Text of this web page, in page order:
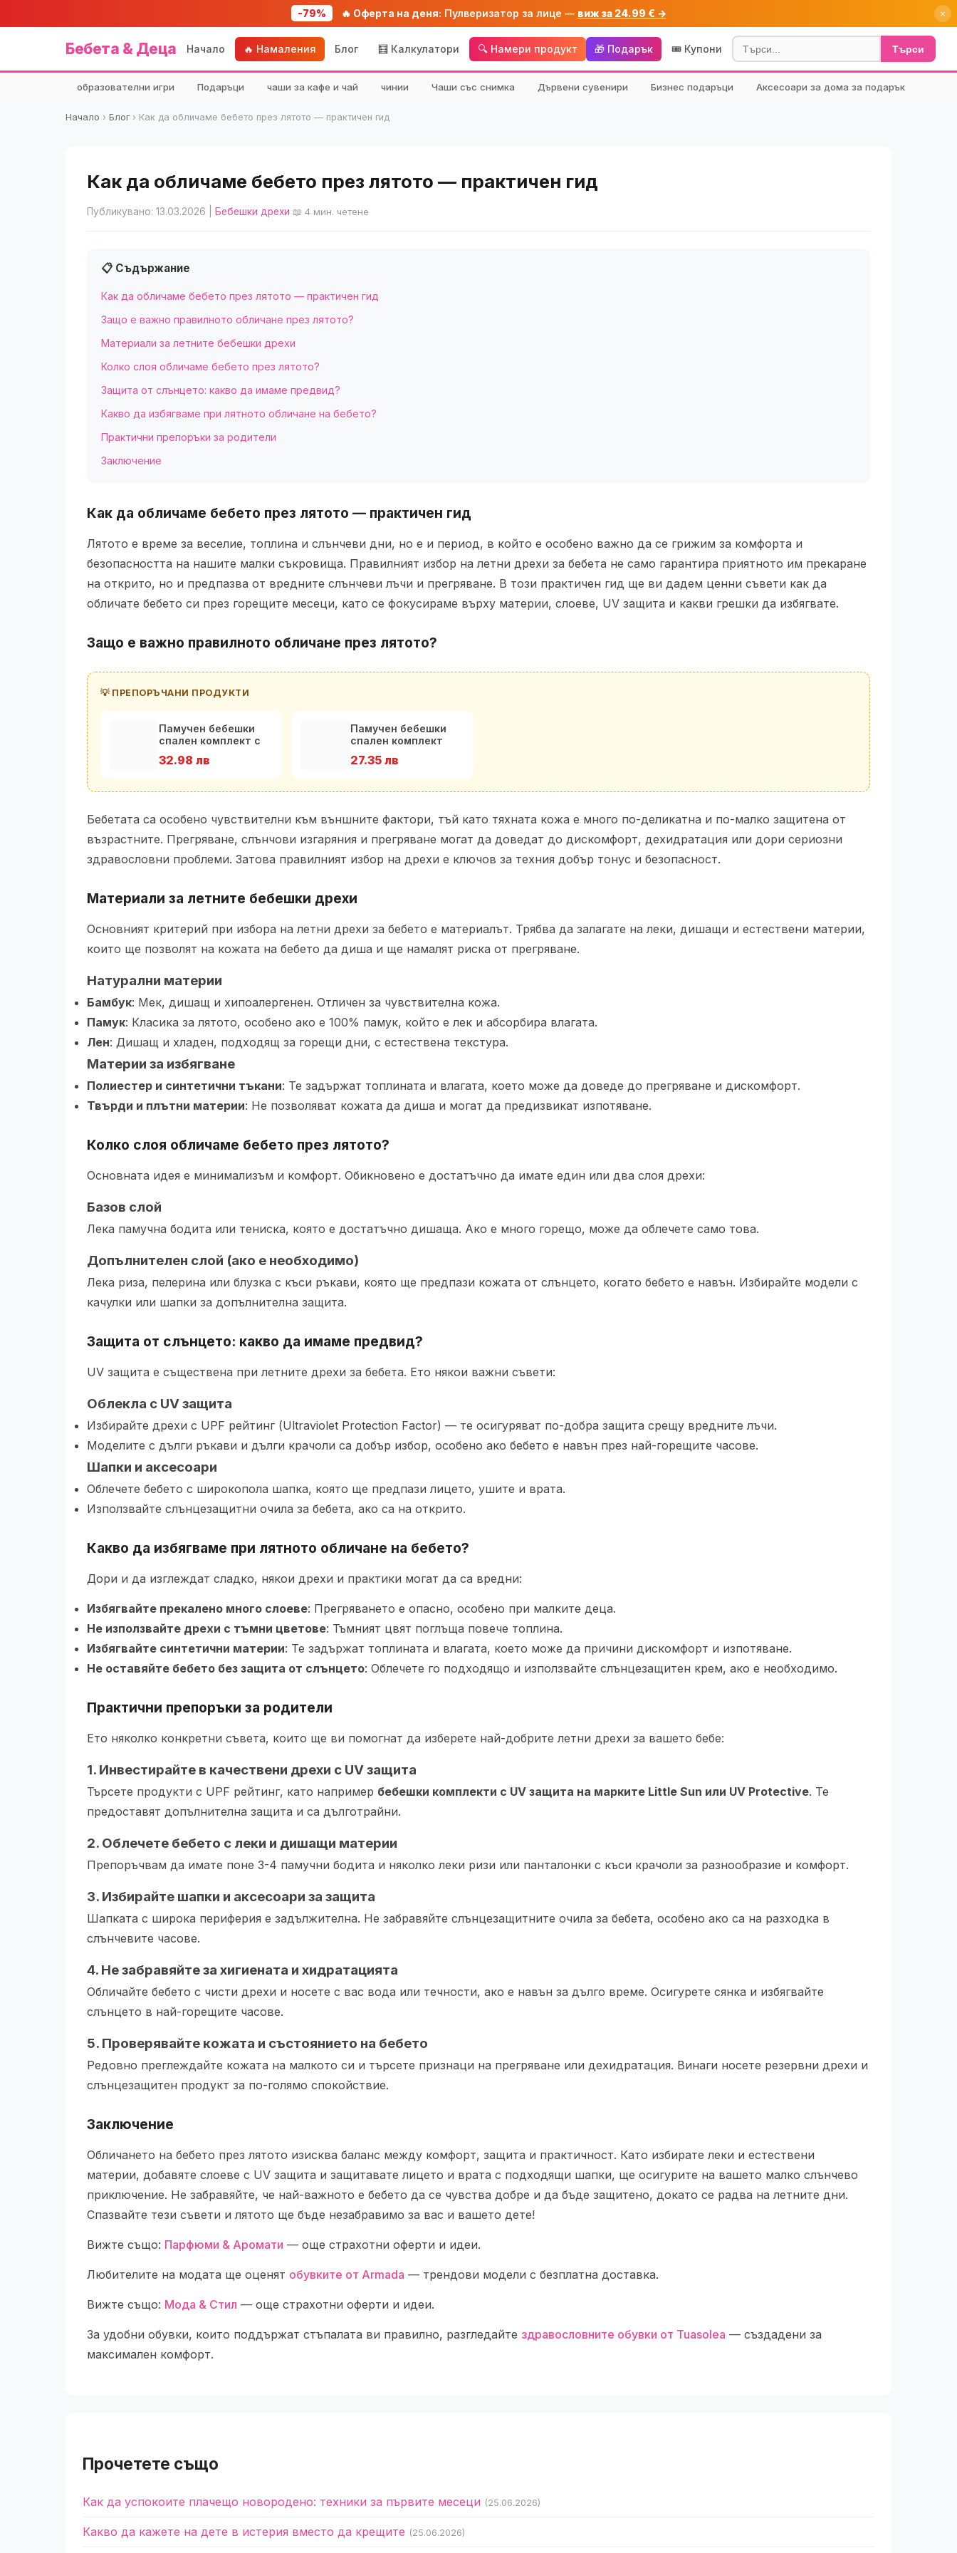
-79% 🔥 Оферта на деня: Пулверизатор за лице — виж за 24.99 € → ×
Бебета & Деца Начало 🔥 Намаления Блог 🧮 Калкулатори 🔍 Намери продукт 🎁 Подарък 🎟️ Купони Търси
образователни игри Подаръци чаши за кафе и чай чинии Чаши със снимка Дървени сувенири Бизнес подаръци Аксесоари за дома за подарък
Начало › Блог› Как да обличаме бебето през лятото — практичен гид
Как да обличаме бебето през лятото — практичен гид
Публикувано: 13.03.2026 Бебешки дрехи 📖 4 мин. четене
📋 Съдържание
Как да обличаме бебето през лятото — практичен гид
Защо е важно правилното обличане през лятото?
Материали за летните бебешки дрехи
Колко слоя обличаме бебето през лятото?
Защита от слънцето: какво да имаме предвид?
Какво да избягваме при лятното обличане на бебето?
Практични препоръки за родители
Заключение
Как да обличаме бебето през лятото — практичен гид
Лятото е време за веселие, топлина и слънчеви дни, но е и период, в който е особено важно да се грижим за комфорта и
безопасността на нашите малки съкровища. Правилният избор на летни дрехи за бебета не само гарантира приятното им прекаране
на открито, но и предпазва от вредните слънчеви лъчи и прегряване. В този практичен гид ще ви дадем ценни съвети как да
обличате бебето си през горещите месеци, като се фокусираме върху материи, слоеве, UV защита и какви грешки да избягвате.
Защо е важно правилното обличане през лятото?
💡 ПРЕПОРЪЧАНИ ПРОДУКТИ
Памучен бебешки
спален комплект с
Цве
32.98 лв
Памучен бебешки
спален комплект
цвят ме
27.35 лв
Бебетата са особено чувствителни към външните фактори, тъй като тяхната кожа е много по-деликатна и по-малко защитена от
възрастните. Прегряване, слънчови изгаряния и прегряване могат да доведат до дискомфорт, дехидратация или дори сериозни
здравословни проблеми. Затова правилният избор на дрехи е ключов за техния добър тонус и безопасност.
Материали за летните бебешки дрехи
Основният критерий при избора на летни дрехи за бебето е материалът. Трябва да залагате на леки, дишащи и естествени материи,
които ще позволят на кожата на бебето да диша и ще намалят риска от прегряване.
Натурални материи
Бамбук: Мек, дишащ и хипоалергенен. Отличен за чувствителна кожа.
Памук: Класика за лятото, особено ако е 100% памук, който е лек и абсорбира влагата.
Лен: Дишащ и хладен, подходящ за горещи дни, с естествена текстура.
Материи за избягване
Полиестер и синтетични тъкани: Те задържат топлината и влагата, което може да доведе до прегряване и дискомфорт.
Твърди и плътни материи: Не позволяват кожата да диша и могат да предизвикат изпотяване.
Колко слоя обличаме бебето през лятото?
Основната идея е минимализъм и комфорт. Обикновено е достатъчно да имате един или два слоя дрехи:
Базов слой
Лека памучна бодита или тениска, която е достатъчно дишаща. Ако е много горещо, може да облечете само това.
Допълнителен слой (ако е необходимо)
Лека риза, пелерина или блузка с къси ръкави, която ще предпази кожата от слънцето, когато бебето е навън. Избирайте модели с
качулки или шапки за допълнителна защита.
Защита от слънцето: какво да имаме предвид?
UV защита е съществена при летните дрехи за бебета. Ето някои важни съвети:
Облекла с UV защита
Избирайте дрехи с UPF рейтинг (Ultraviolet Protection Factor) — те осигуряват по-добра защита срещу вредните лъчи.
Моделите с дълги ръкави и дълги крачоли са добър избор, особено ако бебето е навън през най-горещите часове.
Шапки и аксесоари
Облечете бебето с широкопола шапка, която ще предпази лицето, ушите и врата.
Използвайте слънцезащитни очила за бебета, ако са на открито.
Какво да избягваме при лятното обличане на бебето?
Дори и да изглеждат сладко, някои дрехи и практики могат да са вредни:
Избягвайте прекалено много слоеве: Прегряването е опасно, особено при малките деца.
Не използвайте дрехи с тъмни цветове: Тъмният цвят поглъща повече топлина.
Избягвайте синтетични материи: Те задържат топлината и влагата, което може да причини дискомфорт и изпотяване.
Не оставяйте бебето без защита от слънцето: Облечете го подходящо и използвайте слънцезащитен крем, ако е необходимо.
Практични препоръки за родители
Ето няколко конкретни съвета, които ще ви помогнат да изберете най-добрите летни дрехи за вашето бебе:
1. Инвестирайте в качествени дрехи с UV защита
Търсете продукти с UPF рейтинг, като например бебешки комплекти с UV защита на марките Little Sun или UV Protective. Те
предоставят допълнителна защита и са дълготрайни.
2. Облечете бебето с леки и дишащи материи
Препоръчвам да имате поне 3-4 памучни бодита и няколко леки ризи или панталонки с къси крачоли за разнообразие и комфорт.
3. Избирайте шапки и аксесоари за защита
Шапката с широка периферия е задължителна. Не забравяйте слънцезащитните очила за бебета, особено ако са на разходка в
слънчевите часове.
4. Не забравяйте за хигиената и хидратацията
Обличайте бебето с чисти дрехи и носете с вас вода или течности, ако е навън за дълго време. Осигурете сянка и избягвайте
слънцето в най-горещите часове.
5. Проверявайте кожата и състоянието на бебето
Редовно преглеждайте кожата на малкото си и търсете признаци на прегряване или дехидратация. Винаги носете резервни дрехи и
слънцезащитен продукт за по-голямо спокойствие.
Заключение
Обличането на бебето през лятото изисква баланс между комфорт, защита и практичност. Като избирате леки и естествени
материи, добавяте слоеве с UV защита и защитавате лицето и врата с подходящи шапки, ще осигурите на вашето малко слънчево
приключение. Не забравяйте, че най-важното е бебето да се чувства добре и да бъде защитено, докато се радва на летните дни.
Спазвайте тези съвети и лятото ще бъде незабравимо за вас и вашето дете!
Вижте също: Парфюми & Аромати — още страхотни оферти и идеи.
Любителите на модата ще оценят обувките от Armada — трендови модели с безплатна доставка.
Вижте също: Мода & Стил — още страхотни оферти и идеи.
За удобни обувки, които поддържат стъпалата ви правилно, разгледайте здравословните обувки от Tuasolea — създадени за
максимален комфорт.
Прочетете също
Как да успокоите плачещо новородено: техники за първите месеци (25.06.2026)
Какво да кажете на дете в истерия вместо да крещите (25.06.2026)